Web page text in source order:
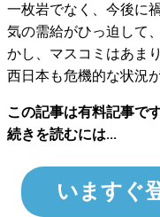
一枚岩でなく、今後に
気の需給がひっ迫して
かし、マスコミはあま
西日本も危機的な状況
この記事は有料記事です
続きを読むには...
いますぐ